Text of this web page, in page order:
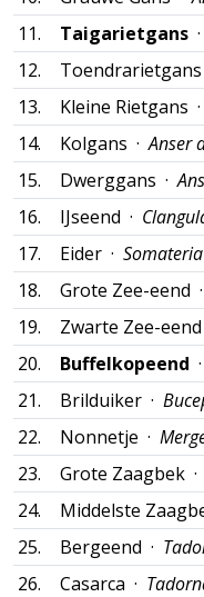
11.
Taigarietgans
12.
13.
Kleine Rietgans
14.
Kolgans ·Anser
15.
Dwerggans ·
16.
IJseend ·
17.
Eider ·
18.
Grote Zee-eend ·
19.
Zwarte Zee-eend
20.
Buffelkopeend ·
21.
Brilduiker ·
22.
Nonnetje ·
23.
Grote Zaagbek ·
24.
Middelste
25.
Bergeend ·
26.
Casarca ·